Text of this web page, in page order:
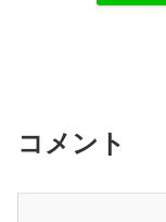
コメント